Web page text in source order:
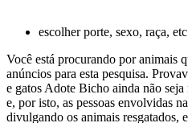
escolher porte, sexo, raça,
Você está procurando por animais
anúncios para esta pesquisa.
e gatos Adote Bicho ainda não
e, por isto, as pessoas envolvidas
divulgando os animais resgatados,